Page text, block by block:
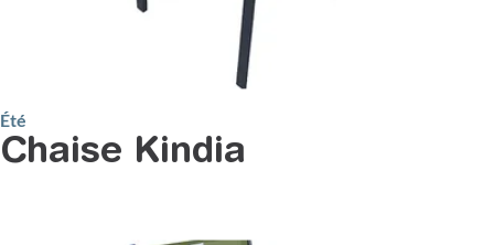
Été
Chaise Kindia